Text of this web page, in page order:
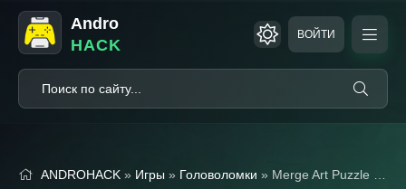
Andro
HACK
ВОЙТИ
ANDROHACK » Игры » Головоломки » Merge Art Puzzle (Мод, Бесплатные награды)